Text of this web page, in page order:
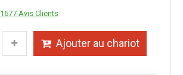
1677 Avis Clients
Ajouter au chariot